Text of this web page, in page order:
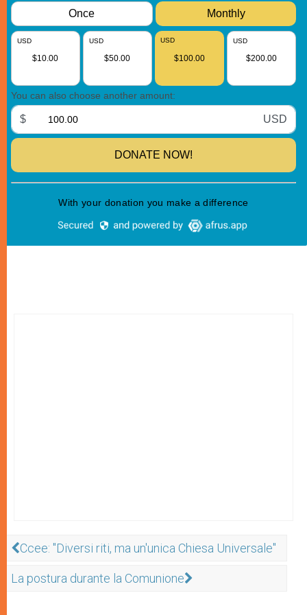
Ccee: "Diversi riti, ma un'unica Chiesa Universale"
La postura durante la Comunione